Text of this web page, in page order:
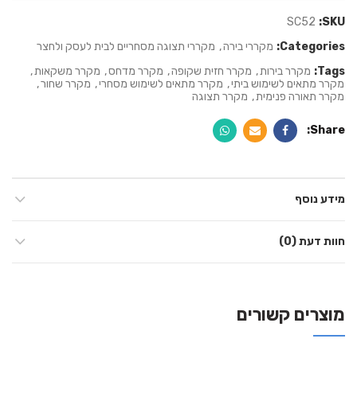
SKU:
SC52
Categories: מקררי בירה, מקררי תצוגה מסחריים לבית לעסק ולחצר
Tags: מקרר בירות, מקרר חזית שקופה, מקרר מדחס, מקרר משקאות,
מקרר מתאים לשימוש ביתי, מקרר מתאים לשימוש מסחרי, מקרר שחור,
מקרר תאורה פנימית, מקרר תצוגה
Share
מידע נוסף
חוות דעת (0)
מוצרים קשורים